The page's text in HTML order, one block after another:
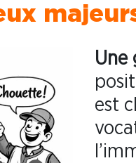
Une
est